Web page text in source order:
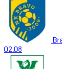
02.08